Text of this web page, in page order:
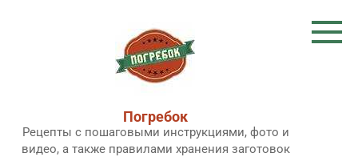
Погребок
Рецепты с пошаговыми инструкциями, фото и
видео, а также правилами хранения заготовок